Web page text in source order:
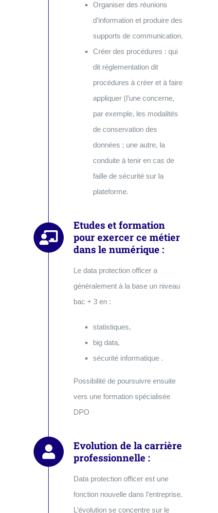
Organiser des réunions
d’information et produire des
supports de communication.
Créer des procédures : qui
dit réglementation dit
procédures à créer et à faire
appliquer (l’une concerne,
par exemple, les modalités
de conservation des
données ; une autre, la
conduite à tenir en cas de
faille de sécurité sur la
plateforme.
Etudes et formation
pour exercer ce métier
dans le numérique :
Le data protection officer a
généralement à la base un niveau
bac + 3 en :
statistiques,
big data,
sécurité informatique .
Possibilité de poursuivre ensuite
vers une formation spécialisée
DPO
Evolution de la carrière
professionnelle :
Data protection officer est une
fonction nouvelle dans l’entreprise.
L’évolution se concentre sur le